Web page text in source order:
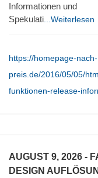
Informationen und
Spekulati ...Weiterlesen
https://homepage-nach-
preis.de/2016/05/05/
funktionen-release-
AUGUST 9, 2026 -
DESIGN